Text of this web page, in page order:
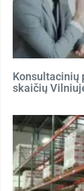
Konsultacinių
skaičių